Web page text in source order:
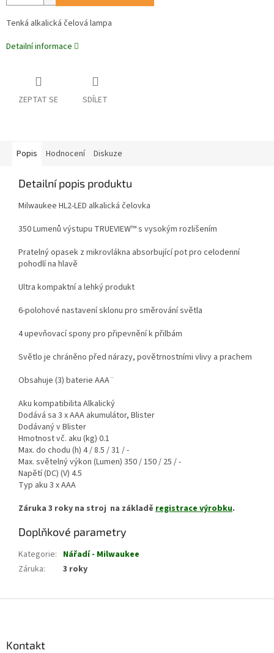
Tenká alkalická čelová lampa
Detailní informace
ZEPTAT SE SDÍLET
Popis Hodnocení Diskuze
Detailní popis produktu
Milwaukee HL2-LED alkalická čelovka
350 Lumenů výstupu TRUEVIEW™ s vysokým rozlišením
Pratelný opasek z mikrovlákna absorbující pot pro celodenní
pohodlí na hlavě
Ultra kompaktní a lehký produkt
6-polohové nastavení sklonu pro směrování světla
4 upevňovací spony pro připevnění k přilbám
Světlo je chráněno před nárazy, povětrnostními vlivy a prachem
Obsahuje (3) baterie AAA¨
Aku kompatibilita Alkalický
Dodává sa 3 x AAA akumulátor, Blister
Dodávaný v Blister
Hmotnost vč. aku (kg) 0.1
Max. do chodu (h) 4 / 8.5 / 31 / -
Max. světelný výkon (Lumen) 350 / 150 / 25 / -
Napětí (DC) (V) 4.5
Typ aku 3 x AAA
Záruka 3 roky na stroj na základě registrace výrobku.
Doplňkové parametry
Kategorie: Nářadí - Milwaukee
Záruka: 3 roky
Kontakt